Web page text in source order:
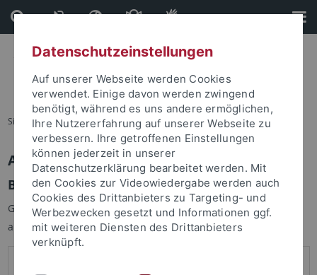
Direkt
zum
Inhalt
Direkt
zur
Fußleiste
Sie sind hier: Startseite
Anmelden
Benutzeranmeldung
Geben Sie Ihren Benutzernamen und Ihr Passwort an um sich
anzumelden:
Datenschutzeinstellungen
Auf unserer Webseite werden Cookies
verwendet. Einige davon werden zwingend
benötigt, während es uns andere ermöglichen,
Ihre Nutzererfahrung auf unserer Webseite zu
verbessern. Ihre getroffenen Einstellungen
können jederzeit in unserer
Datenschutzerklärung bearbeitet werden. Mit
den Cookies zur Videowiedergabe werden auch
Cookies des Drittanbieters zu Targeting- und
Werbezwecken gesetzt und Informationen ggf.
mit weiteren Diensten des Drittanbieters
verknüpft.